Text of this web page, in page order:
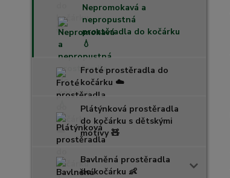
Nepromokavá a
nepropustná
prostěradla do kočárku
💧
Froté prostěradla do
kočárku ☁️
Plátýnková prostěradla
do kočárku s dětskými
motivy 🧸
Bavlněná prostěradla
do kočárku 👶